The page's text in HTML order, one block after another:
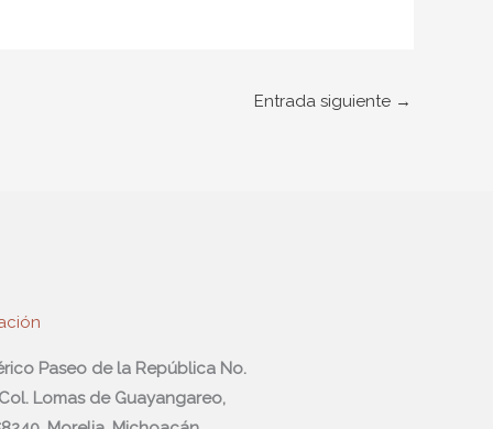
Entrada siguiente →
Paseo de la República No.
Lomas de Guayangareo,